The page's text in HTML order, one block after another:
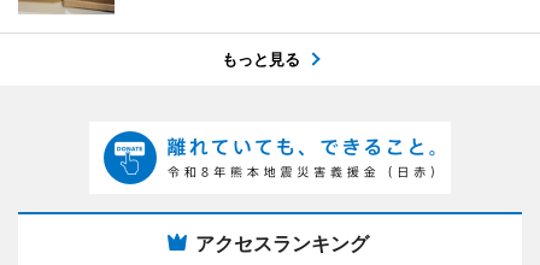
もっと見る
アクセスランキング